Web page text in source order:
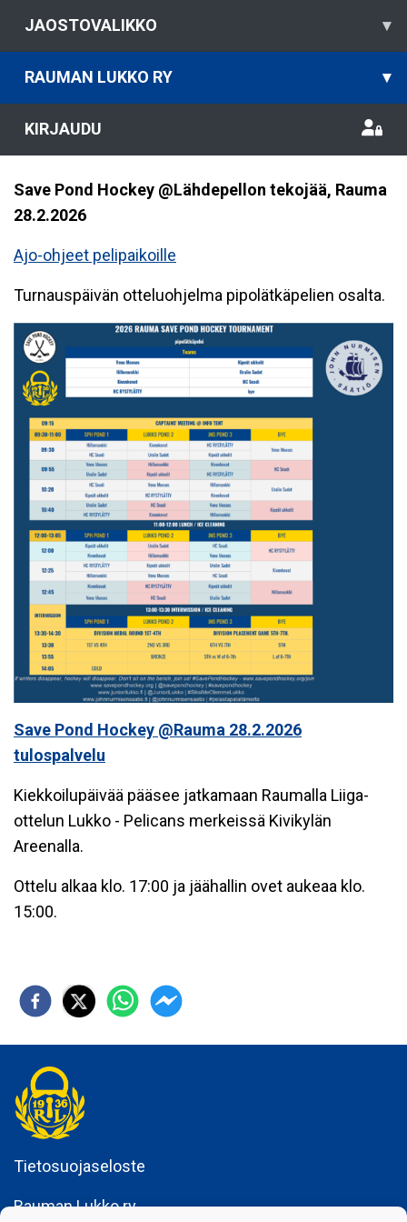
JAOSTOVALIKKO ▾
RAUMAN LUKKO RY ▾
KIRJAUDU
Save Pond Hockey @Lähdepellon tekojää, Rauma
28.2.2026
Ajo-ohjeet pelipaikoille
Turnauspäivän otteluohjelma pipolätkäpelien osalta.
Save Pond Hockey @Rauma 28.2.2026
tulospalvelu
Kiekkoilupäivää pääsee jatkamaan Raumalla Liiga-
ottelun Lukko - Pelicans merkeissä Kivikylän
Areenalla.
Ottelu alkaa klo. 17:00 ja jäähallin ovet aukeaa klo.
15:00.
Tietosuojaseloste
Rauman Lukko ry